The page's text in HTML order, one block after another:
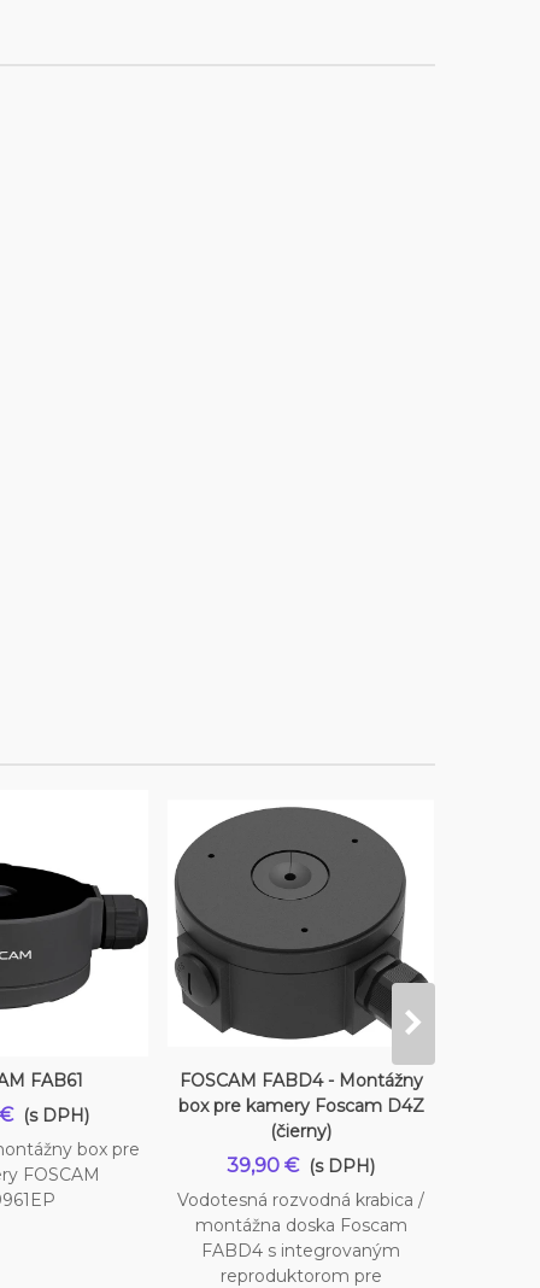
do košíka
FAB61
(s DPH)
box pre
FOSCAM
Vložiť do košíka
FOSCAM FABD4 - Montážny
box pre kamery Foscam D4Z
(čierny)
39,90 € (s DPH)
Vodotesná rozvodná krabica /
montážna doska Foscam
FABD4 s integrovaným
reproduktorom pre